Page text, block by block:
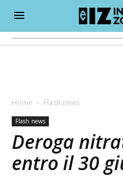
Home Flash news
Flash news
Deroga
entro il 30